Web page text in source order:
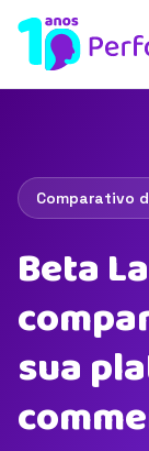
Comparativo
Beta
sua